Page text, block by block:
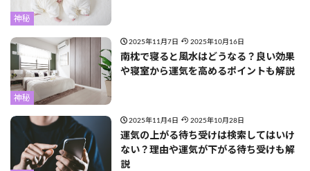
神秘
神秘
2025年11月7日 2025年10月16日
南枕で寝ると風水はどうなる？良い効果
や寝室から運気を高めるポイントも解説
2025年11月4日 2025年10月28日
運気の上がる待ち受けは検索してはいけ
ない？理由や運気が下がる待ち受けも解
説